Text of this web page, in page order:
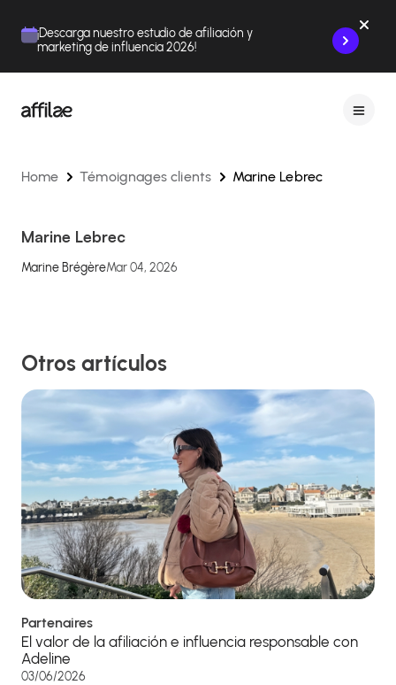
¡Descarga nuestro estudio de afiliación y
marketing de influencia 2026!
Home Témoignages clients Marine Lebrec
Marine Lebrec
Marine BrégèreMar 04, 2026
Otros artículos
Partenaires
El valor de la afiliación e influencia responsable con
Adeline
03/06/2026